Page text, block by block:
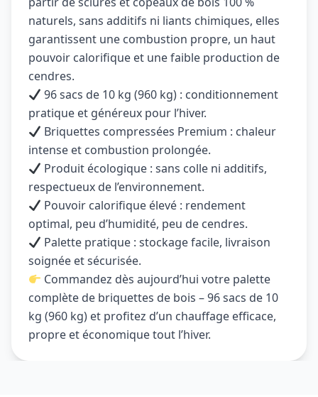
naturels, sans additifs ni liants chimiques, elles
garantissent une combustion propre, un haut
pouvoir calorifique et une faible production de
cendres.
96 sacs de 10 kg (960 kg) : conditionnement
pratique et généreux pour l’hiver.
Briquettes compressées Premium : chaleur
intense et combustion prolongée.
Produit écologique : sans colle ni additifs,
respectueux de l’environnement.
Pouvoir calorifique élevé : rendement
optimal, peu d’humidité, peu de cendres.
Palette pratique : stockage facile, livraison
soignée et sécurisée.
Commandez dès aujourd’hui votre palette
complète de briquettes de bois – 96 sacs de 10
kg (960 kg) et profitez d’un chauffage efficace,
propre et économique tout l’hiver.